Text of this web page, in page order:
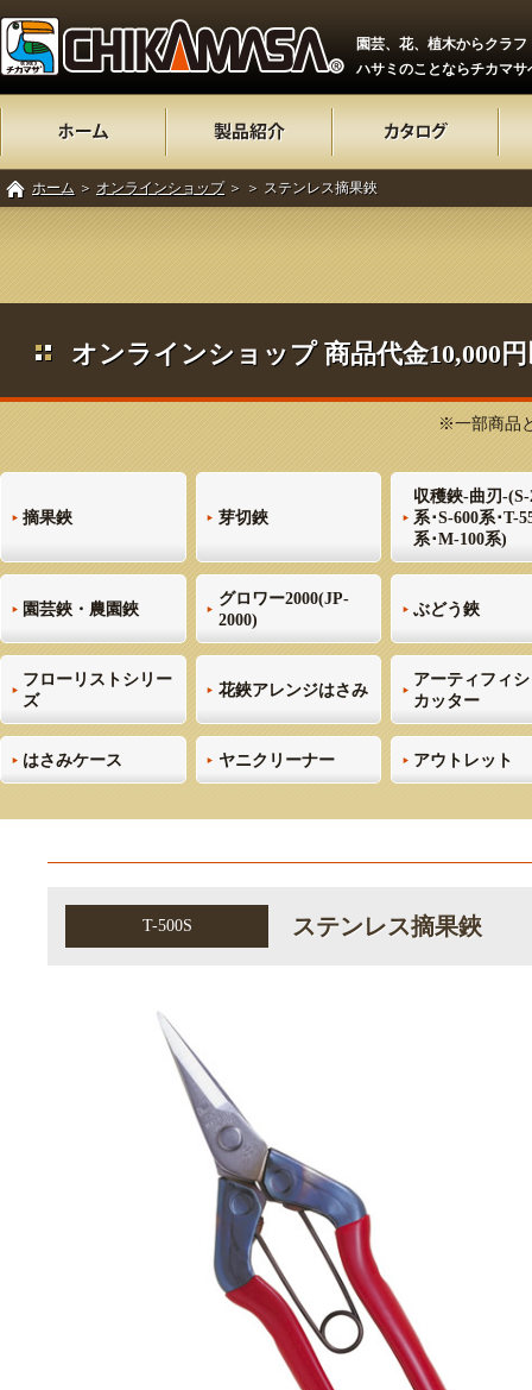
園芸、花、植木からクラフ
ハサミのことならチカマサ
ホーム ＞ オンラインショップ＞ ＞ ステンレス摘果鋏
オンラインショップ 商品代金10,000
※一部商品
摘果鋏 芽切鋏
収穫鋏-曲刃-(S-
系･S-600系･T-
系･M-100系)
園芸鋏・農園鋏
グロワー2000(JP-
2000)
ぶどう鋏
フローリストシリー
ズ
花鋏アレンジはさみ
アーティフィ
カッター
はさみケース ヤニクリーナー アウトレット
T-500S ステンレス摘果鋏